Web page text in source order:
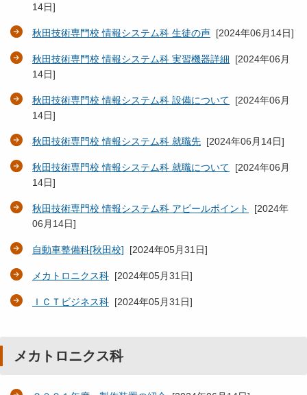
14日]
秋田技術専門校 情報システム科 生徒の声 [2024年06月14日]
秋田技術専門校 情報システム科 実習機器詳細 [2024年06月
14日]
秋田技術専門校 情報システム科 設備について [2024年06月
14日]
秋田技術専門校 情報システム科 就職先 [2024年06月14日]
秋田技術専門校 情報システム科 就職について [2024年06月
14日]
秋田技術専門校 情報システム科 アピールポイント [2024年
06月14日]
自動車整備科[秋田校] [2024年05月31日]
メカトロニクス科 [2024年05月31日]
ＩＣＴビジネス科 [2024年05月31日]
メカトロニクス科